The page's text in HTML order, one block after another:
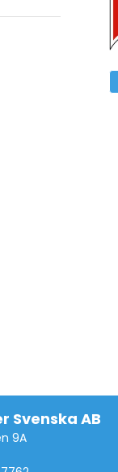
Svenska AB
9A